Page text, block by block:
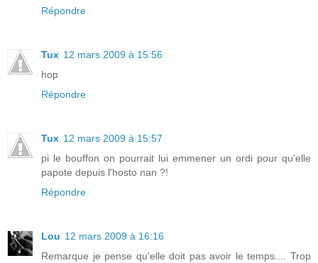
Répondre
Tux 12 mars 2009 à 15:56
hop
Répondre
Tux 12 mars 2009 à 15:57
pi le bouffon on pourrait lui emmener un ordi pour qu'elle
papote depuis l'hosto nan ?!
Répondre
Lou 12 mars 2009 à 16:16
Remarque je pense qu'elle doit pas avoir le temps.... Trop